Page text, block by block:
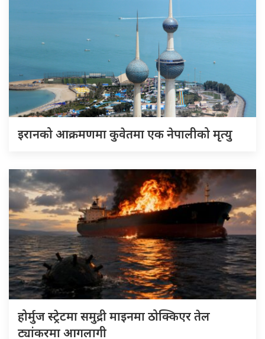
इरानको आक्रमणमा कुवेतमा एक नेपालीको मृत्यु
होर्मुज स्ट्रेटमा समुद्री माइनमा ठोक्किएर तेल
ट्यांकरमा आगलागी